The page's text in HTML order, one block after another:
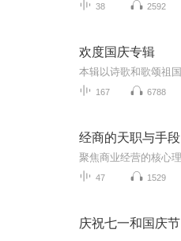
38 2592
欢度国庆专辑
167 6788
经商的天职与手段
47 1529
庆祝七一和国庆节